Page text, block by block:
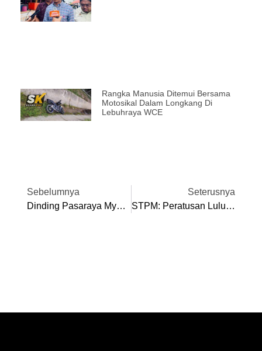
Rangka Manusia Ditemui Bersama
Motosikal Dalam Longkang Di
Lebuhraya WCE
Sebelumnya
Dinding Pasaraya Mydin Manjoi Yang Terbakar Runtuh, Dua Cedera Terkena Serpihan
Seterusnya
STPM: Peratusan Lulus Penuh Di Perak Meningkat